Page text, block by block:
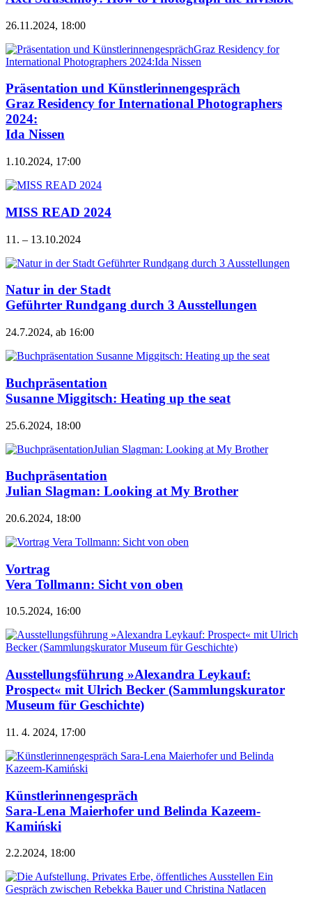
26.11.2024, 18:00
Präsentation und Künstlerinnengespräch
Graz Residency for International Photographers
2024:
Ida Nissen
1.10.2024, 17:00
MISS READ 2024
11. – 13.10.2024
Natur in der Stadt
Geführter Rundgang durch 3 Ausstellungen
24.7.2024, ab 16:00
Buchpräsentation
Susanne Miggitsch: Heating up the seat
25.6.2024, 18:00
Buchpräsentation
Julian Slagman: Looking at My Brother
20.6.2024, 18:00
Vortrag
Vera Tollmann: Sicht von oben
10.5.2024, 16:00
Ausstellungsführung »Alexandra Leykauf:
Prospect« mit Ulrich Becker (Sammlungskurator
Museum für Geschichte)
11. 4. 2024, 17:00
Künstlerinnengespräch
Sara-Lena Maierhofer und Belinda Kazeem-
Kamiński
2.2.2024, 18:00